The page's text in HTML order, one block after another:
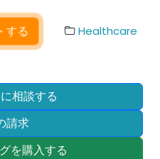
する
Healthcare
相談する
請求
を購入する